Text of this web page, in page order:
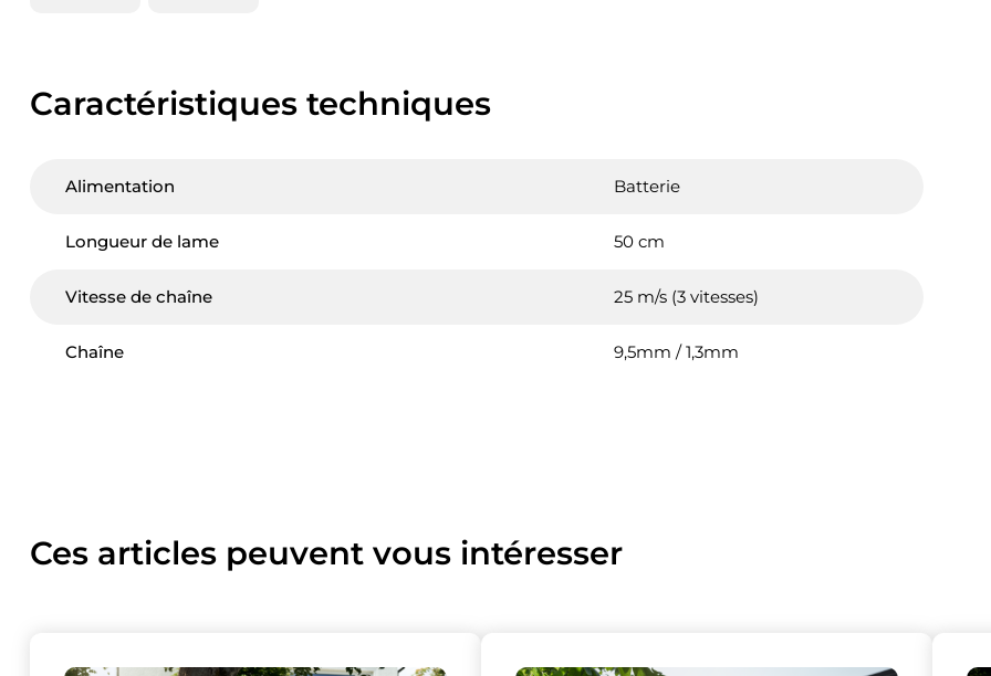
Caractéristiques techniques
Alimentation Batterie
Longueur de lame 50 cm
Vitesse de chaîne 25 m/s (3 vitesses)
Chaîne 9,5mm / 1,3mm
Ces articles peuvent vous intéresser